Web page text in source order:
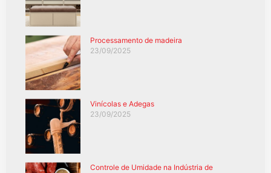
Processamento de madeira
23/09/2025
Vinícolas e Adegas
23/09/2025
Controle de Umidade na Indústria de